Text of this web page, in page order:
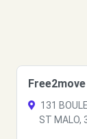
Free2move
131
ST MALO,